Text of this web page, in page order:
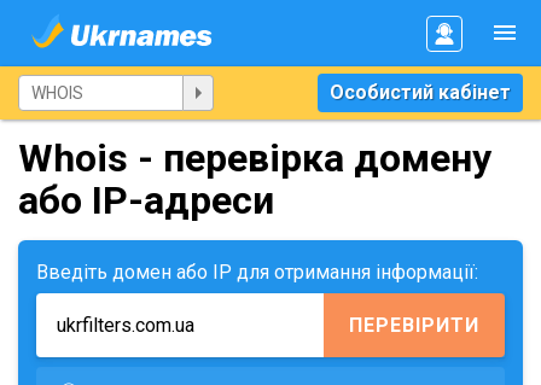
Особистий кабінет
Whois - перевірка домену
або IP-адреси
Введіть домен або IP для отримання інформації:
ПЕРЕВІРИТИ